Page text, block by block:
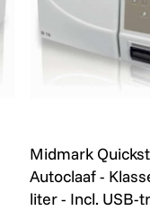
Midmark
Autoclaaf -
liter - Incl. USB-